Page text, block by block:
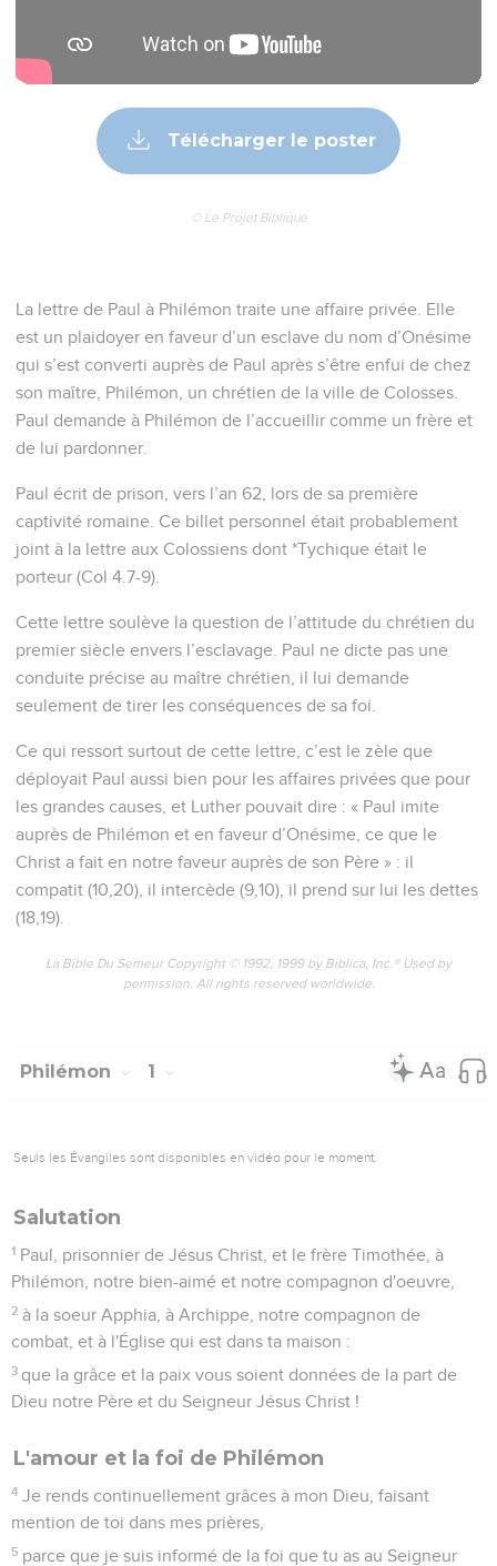
Télécharger le poster
© Le Projet Biblique
La lettre de Paul à Philémon traite une affaire privée. Elle
est un plaidoyer en faveur d’un esclave du nom d’Onésime
qui s’est converti auprès de Paul après s’être enfui de chez
son maître, Philémon, un chrétien de la ville de Colosses.
Paul demande à Philémon de l’accueillir comme un frère et
de lui pardonner.
Paul écrit de prison, vers l’an 62, lors de sa première
captivité romaine. Ce billet personnel était probablement
joint à la lettre aux Colossiens dont *Tychique était le
porteur (Col 4.7-9).
Cette lettre soulève la question de l’attitude du chrétien du
premier siècle envers l’esclavage. Paul ne dicte pas une
conduite précise au maître chrétien, il lui demande
seulement de tirer les conséquences de sa foi.
Ce qui ressort surtout de cette lettre, c’est le zèle que
déployait Paul aussi bien pour les affaires privées que pour
les grandes causes, et Luther pouvait dire : « Paul imite
auprès de Philémon et en faveur d’Onésime, ce que le
Christ a fait en notre faveur auprès de son Père » : il
compatit (10,20), il intercède (9,10), il prend sur lui les dettes
(18,19).
La Bible Du Semeur Copyright © 1992, 1999 by Biblica, Inc.® Used by
permission. All rights reserved worldwide.
Philémon 1
Seuls les Évangiles sont disponibles en vidéo pour le moment.
Salutation
1 Paul, prisonnier de Jésus Christ, et le frère Timothée, à
Philémon, notre bien-aimé et notre compagnon d'oeuvre,
2 à la soeur Apphia, à Archippe, notre compagnon de
combat, et à l'Église qui est dans ta maison :
3 que la grâce et la paix vous soient données de la part de
Dieu notre Père et du Seigneur Jésus Christ !
L'amour et la foi de Philémon
4 Je rends continuellement grâces à mon Dieu, faisant
mention de toi dans mes prières,
5 parce que je suis informé de la foi que tu as au Seigneur